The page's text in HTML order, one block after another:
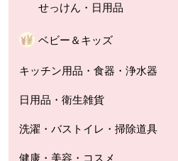
せっけん・日用品
ベビー＆キッズ
キッチン用品・食器・浄水器
日用品・衛生雑貨
洗濯・バストイレ・掃除道具
健康・美容・コスメ